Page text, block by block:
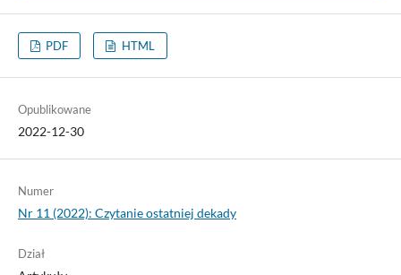
PDF HTML
Opublikowane
2022-12-30
Numer
Nr 11 (2022): Czytanie ostatniej dekady
Dział